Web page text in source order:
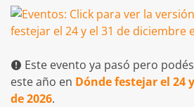
Este evento ya pasó pero
este año en Dónde festejar el 24
de 2026.